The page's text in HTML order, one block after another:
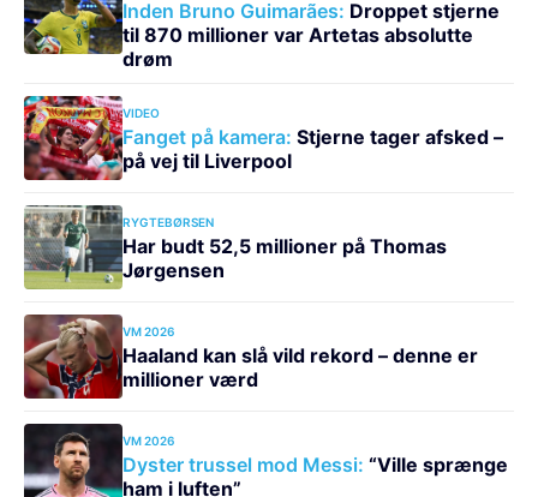
Inden Bruno Guimarães: Droppet stjerne
til 870 millioner var Artetas absolutte
drøm
VIDEO
Fanget på kamera: Stjerne tager afsked –
på vej til Liverpool
RYGTEBØRSEN
Har budt 52,5 millioner på Thomas
Jørgensen
VM 2026
Haaland kan slå vild rekord – denne er
millioner værd
VM 2026
Dyster trussel mod Messi: “Ville sprænge
ham i luften”